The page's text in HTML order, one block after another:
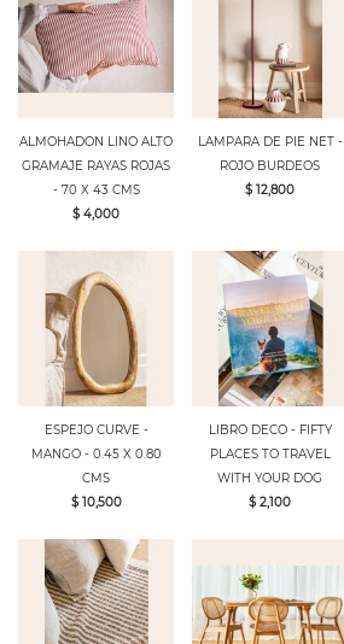
ALMOHADON LINO ALTO
GRAMAJE RAYAS ROJAS
- 70 X 43 CMS
$ 4,000
LAMPARA DE PIE NET -
ROJO BURDEOS
$ 12,800
ESPEJO CURVE -
MANGO - 0.45 X 0.80
CMS
$ 10,500
LIBRO DECO - FIFTY
PLACES TO TRAVEL
WITH YOUR DOG
$ 2,100